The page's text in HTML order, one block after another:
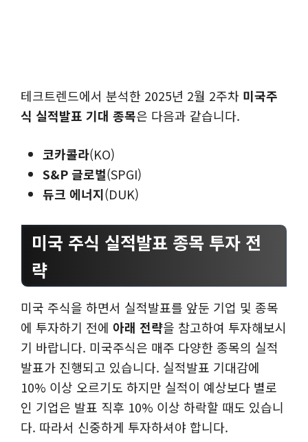
테크트렌드에서 분석한 2025년 2월 2주차 미국주
식 실적발표 기대 종목은 다음과 같습니다.
코카콜라(KO)
S&P 글로벌(SPGI)
듀크 에너지(DUK)
미국 주식 실적발표 종목 투자 전
략
미국 주식을 하면서 실적발표를 앞둔 기업 및 종목
에 투자하기 전에 아래 전략을 참고하여 투자해보시
기 바랍니다. 미국주식은 매주 다양한 종목의 실적
발표가 진행되고 있습니다. 실적발표 기대감에
10% 이상 오르기도 하지만 실적이 예상보다 별로
인 기업은 발표 직후 10% 이상 하락할 때도 있습니
다. 따라서 신중하게 투자하셔야 합니다.